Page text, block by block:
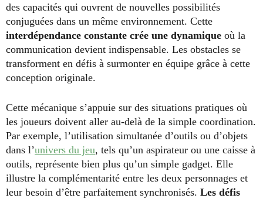
des capacités qui ouvrent de nouvelles possibilités
conjuguées dans un même environnement. Cette
interdépendance constante crée une dynamique où la
communication devient indispensable. Les obstacles se
transforment en défis à surmonter en équipe grâce à cette
conception originale.
Cette mécanique s’appuie sur des situations pratiques où
les joueurs doivent aller au-delà de la simple coordination.
Par exemple, l’utilisation simultanée d’outils ou d’objets
dans l’univers du jeu, tels qu’un aspirateur ou une caisse à
outils, représente bien plus qu’un simple gadget. Elle
illustre la complémentarité entre les deux personnages et
leur besoin d’être parfaitement synchronisés. Les défis